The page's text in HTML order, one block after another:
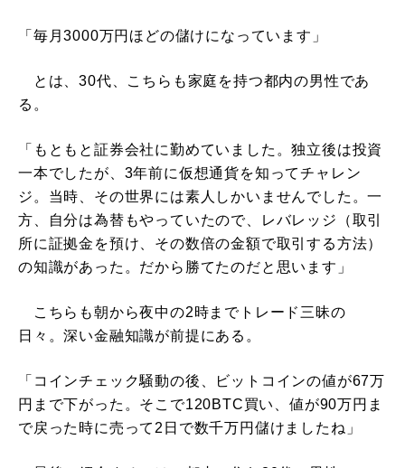
「毎月3000万円ほどの儲けになっています」
とは、30代、こちらも家庭を持つ都内の男性であ
る。
「もともと証券会社に勤めていました。独立後は投資
一本でしたが、3年前に仮想通貨を知ってチャレン
ジ。当時、その世界には素人しかいませんでした。一
方、自分は為替もやっていたので、レバレッジ（取引
所に証拠金を預け、その数倍の金額で取引する方法）
の知識があった。だから勝てたのだと思います」
こちらも朝から夜中の2時までトレード三昧の
日々。深い金融知識が前提にある。
「コインチェック騒動の後、ビットコインの値が67万
円まで下がった。そこで120BTC買い、値が90万円ま
で戻った時に売って2日で数千万円儲けましたね」